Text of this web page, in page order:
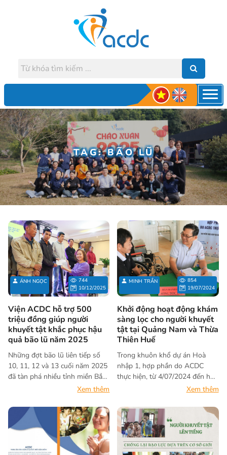
TAG: BÃO LŨ
ÁNH NGỌC
744
10/12/2025
Viện ACDC hỗ trợ 500
triệu đồng giúp người
khuyết tật khắc phục hậu
quả bão lũ năm 2025
Những đợt bão lũ liên tiếp số
10, 11, 12 và 13 cuối năm 2025
đã tàn phá nhiều tỉnh miền Bắc,
miền Trung và Tây Nguyên,
chìm trong ngập lụt, mất mát
tài sản, gián đoạn sinh kế.
Người khuyết tật – nhóm chịu
tác động nặng nề nhất bởi hạn
chế trong ứng phó và di chuyển
Xem thêm
MINH TRẦN
854
19/07/2024
Khởi động hoạt động khám
sàng lọc cho người khuyết
tật tại Quảng Nam và Thừa
Thiên Huế
Trong khuôn khổ dự án Hoà
nhập 1, hợp phần do ACDC
thực hiện, từ 4/07/2024 đến hết
ngày 19/7/2024, Viện ACDC
động Thương binh Xã hội, các
Bệnh viện, Trung tâm y tế các
huyện tại tỉnh Thừa Thiên Huế
và Quảng Nam tổ chức hoạt
động khám sàng lọc cho người
Xem thêm